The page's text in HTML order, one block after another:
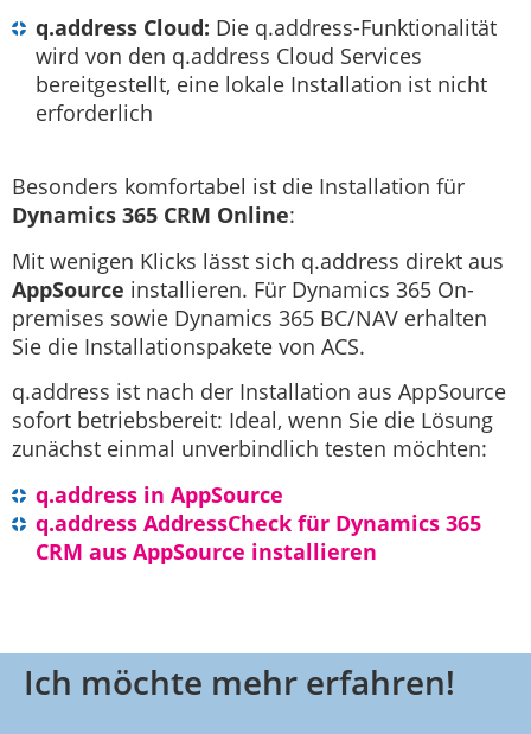
q.address Cloud: Die q.address-Funktionalität
wird von den q.address Cloud Services
bereitgestellt, eine lokale Installation ist nicht
erforderlich
Besonders komfortabel ist die Installation für
Dynamics 365 CRM Online:
Mit wenigen Klicks lässt sich q.address direkt aus
AppSource installieren. Für Dynamics 365 On-
premises sowie Dynamics 365 BC/NAV erhalten
Sie die Installationspakete von ACS.
q.address ist nach der Installation aus AppSource
sofort betriebsbereit: Ideal, wenn Sie die Lösung
zunächst einmal unverbindlich testen möchten:
q.address in AppSource
q.address AddressCheck für Dynamics 365
CRM aus AppSource installieren
Ich möchte mehr erfahren!